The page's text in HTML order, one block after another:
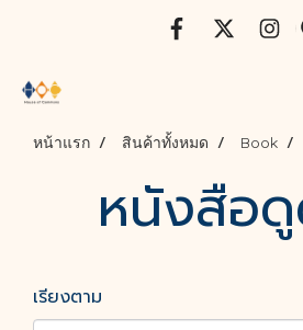
หน้าแรก สินค้าทั้งหมด Book
หนังสือ
เรียงตาม